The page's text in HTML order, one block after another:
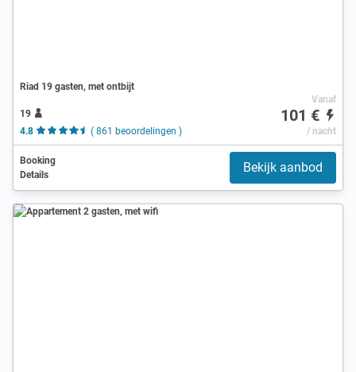
Riad 19 gasten, met ontbijt
19
4.8
( 861 beoordelingen )
Vanaf
101 €
/ nacht
Booking
Details
Bekijk aanbod